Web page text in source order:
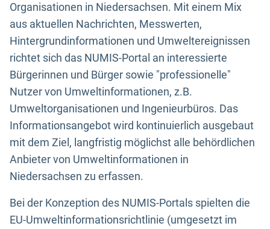
Organisationen in Niedersachsen. Mit einem Mix
aus aktuellen Nachrichten, Messwerten,
Hintergrundinformationen und Umweltereignissen
richtet sich das NUMIS-Portal an interessierte
Bürgerinnen und Bürger sowie "professionelle"
Nutzer von Umweltinformationen, z.B.
Umweltorganisationen und Ingenieurbüros. Das
Informationsangebot wird kontinuierlich ausgebaut
mit dem Ziel, langfristig möglichst alle behördlichen
Anbieter von Umweltinformationen in
Niedersachsen zu erfassen.
Bei der Konzeption des NUMIS-Portals spielten die
EU-Umweltinformationsrichtlinie (umgesetzt im